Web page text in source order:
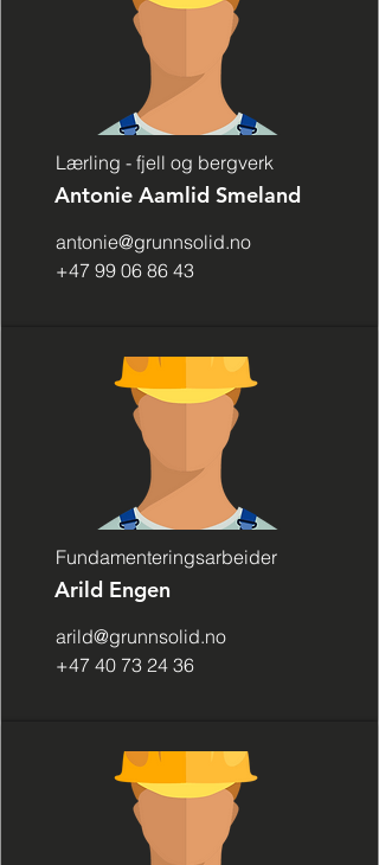
Lærling - fjell og bergverk
Antonie Aamlid Smeland
antonie@grunnsolid.no
+47 99 06 86 43
Fundamenteringsarbeider
Arild Engen
arild@grunnsolid.no
+47 40 73 24 36